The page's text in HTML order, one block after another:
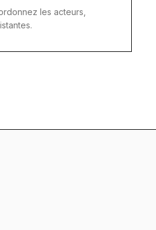
les acteurs,